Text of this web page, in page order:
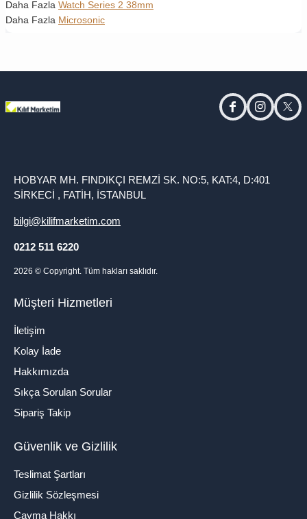
Daha Fazla Watch Series 2 38mm
Daha Fazla Microsonic
facebookinstagram
HOBYAR MH. FINDIKÇI REMZİ SK. NO:5, KAT:4, D:401
SİRKECİ , FATİH, İSTANBUL
bilgi@kilifmarketim.com
0212 511 6220
2026 © Copyright. Tüm hakları saklıdır.
Müşteri Hizmetleri
İletişim
Kolay İade
Hakkımızda
Sıkça Sorulan Sorular
Sipariş Takip
Güvenlik ve Gizlilik
Teslimat Şartları
Gizlilik Sözleşmesi
Cayma Hakkı